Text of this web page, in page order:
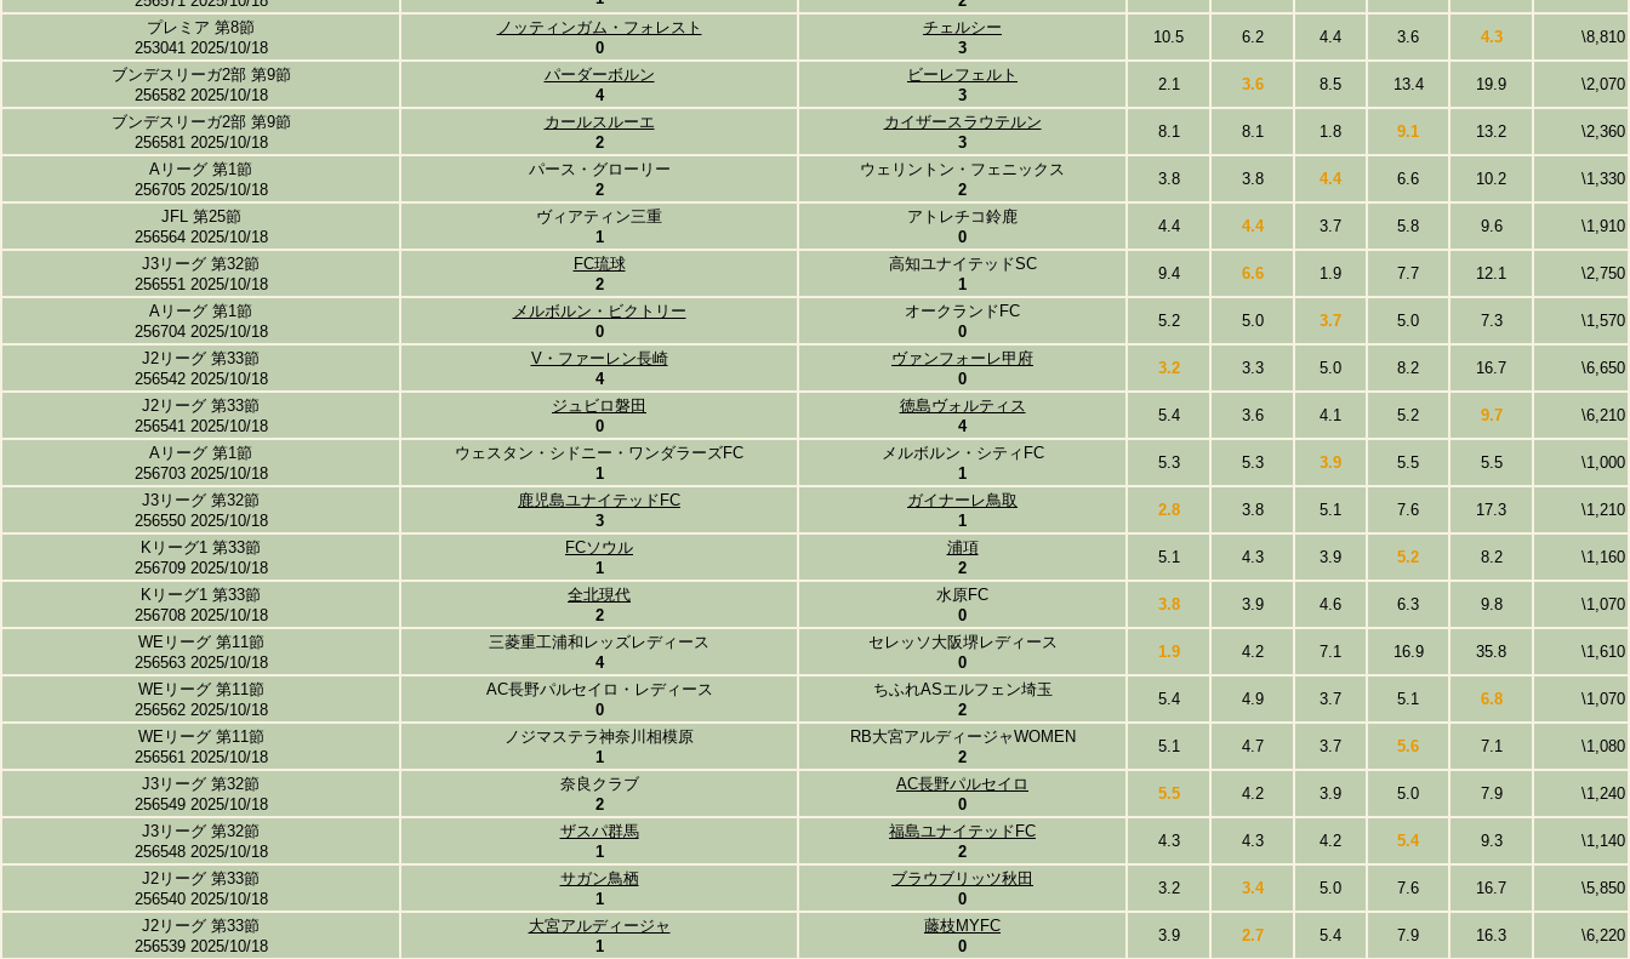
プレミア 第8節
253041 2025/10/18
ノッティンガム・フォレスト
0
チェルシー
3
10.5 6.2 4.4 3.6 4.3 \8,810
ブンデスリーガ2部 第9節
256582 2025/10/18
パーダーボルン
4
ビーレフェルト
3
2.1 3.6 8.5 13.4 19.9 \2,070
ブンデスリーガ2部 第9節
256581 2025/10/18
カールスルーエ
2
カイザースラウテルン
3
8.1 8.1 1.8 9.1 13.2 \2,360
Aリーグ 第1節
256705 2025/10/18
パース・グローリー
2
ウェリントン・フェニックス
2
3.8 3.8 4.4 6.6 10.2 \1,330
JFL 第25節
256564 2025/10/18
ヴィアティン三重
1
アトレチコ鈴鹿
0
4.4 4.4 3.7 5.8 9.6 \1,910
J3リーグ 第32節
256551 2025/10/18
FC琉球
2
高知ユナイテッドSC
1
9.4 6.6 1.9 7.7 12.1 \2,750
Aリーグ 第1節
256704 2025/10/18
メルボルン・ビクトリー
0
オークランドFC
0
5.2 5.0 3.7 5.0 7.3 \1,570
J2リーグ 第33節
256542 2025/10/18
V・ファーレン長崎
4
ヴァンフォーレ甲府
0
3.2 3.3 5.0 8.2 16.7 \6,650
J2リーグ 第33節
256541 2025/10/18
ジュビロ磐田
0
徳島ヴォルティス
4
5.4 3.6 4.1 5.2 9.7 \6,210
Aリーグ 第1節
256703 2025/10/18
ウェスタン・シドニー・ワンダラーズFC
1
メルボルン・シティFC
1
5.3 5.3 3.9 5.5 5.5 \1,000
J3リーグ 第32節
256550 2025/10/18
鹿児島ユナイテッドFC
3
ガイナーレ鳥取
1
2.8 3.8 5.1 7.6 17.3 \1,210
Kリーグ1 第33節
256709 2025/10/18
FCソウル
1
浦項
2
5.1 4.3 3.9 5.2 8.2 \1,160
Kリーグ1 第33節
256708 2025/10/18
全北現代
2
水原FC
0
3.8 3.9 4.6 6.3 9.8 \1,070
WEリーグ 第11節
256563 2025/10/18
三菱重工浦和レッズレディース
4
セレッソ大阪堺レディース
0
1.9 4.2 7.1 16.9 35.8 \1,610
WEリーグ 第11節
256562 2025/10/18
AC長野パルセイロ・レディース
0
ちふれASエルフェン埼玉
2
5.4 4.9 3.7 5.1 6.8 \1,070
WEリーグ 第11節
256561 2025/10/18
ノジマステラ神奈川相模原
1
RB大宮アルディージャWOMEN
2
5.1 4.7 3.7 5.6 7.1 \1,080
J3リーグ 第32節
256549 2025/10/18
奈良クラブ
2
AC長野パルセイロ
0
5.5 4.2 3.9 5.0 7.9 \1,240
J3リーグ 第32節
256548 2025/10/18
ザスパ群馬
1
福島ユナイテッドFC
2
4.3 4.3 4.2 5.4 9.3 \1,140
J2リーグ 第33節
256540 2025/10/18
サガン鳥栖
1
ブラウブリッツ秋田
0
3.2 3.4 5.0 7.6 16.7 \5,850
J2リーグ 第33節
256539 2025/10/18
大宮アルディージャ
1
藤枝MYFC
0
3.9 2.7 5.4 7.9 16.3 \6,220